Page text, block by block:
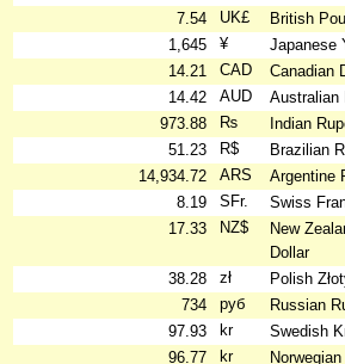
7.54
UK£
British
1,645
¥
Japanese
14.21
CAD
Canadian
14.42
AUD
Australian
973.88
₨
Indian
51.23
R$
Brazilian
14,934.72
ARS
Argentine
8.19
SFr.
Swiss
17.33
NZ$
New
Dollar
38.28
zł
Polish
734
руб
Russian
97.93
kr
Swedish
96.77
kr